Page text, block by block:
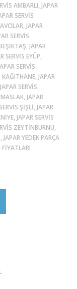
AMBARLI, JAPAR
SERVIS
JAPAR
SERVIS
JAPAR
SERVIS EYÜP,
SERVIS
KAĞITHANE, JAPAR
SERVIS
JAPAR
ŞIŞLI, JAPAR
JAPAR SERVIS
ZEYTINBURNU,
YEDEK PARÇA
FIYATLARI
.